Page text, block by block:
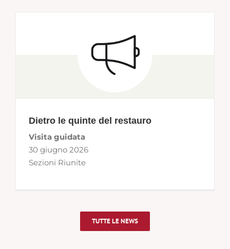
Dietro le quinte del restauro
Visita guidata
30 giugno 2026
Sezioni Riunite
TUTTE LE NEWS